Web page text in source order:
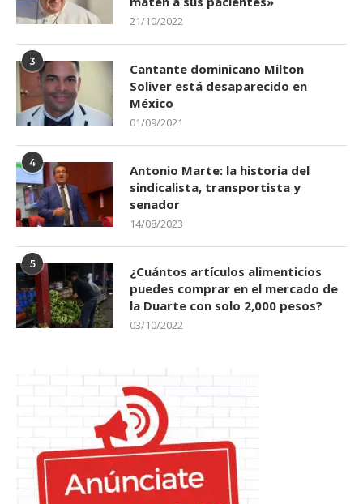
21/10/2022
3
Cantante dominicano Milton
Soliver está desaparecido en
México
01/09/2021
4
Antonio Marte: la historia del
sindicalista, transportista y
senador
14/08/2023
5
¿Cuántos artículos alimenticios
puedes comprar en el mercado de
la Duarte con solo 2,000 pesos?
03/10/2022